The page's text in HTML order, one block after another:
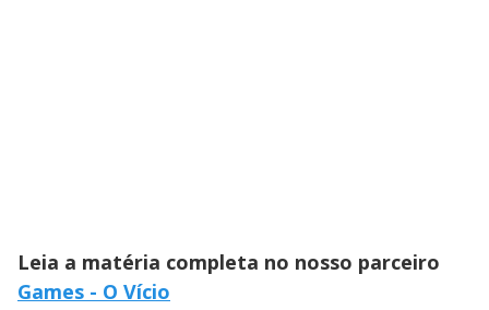
Leia a matéria completa no nosso parceiro
Games - O Vício